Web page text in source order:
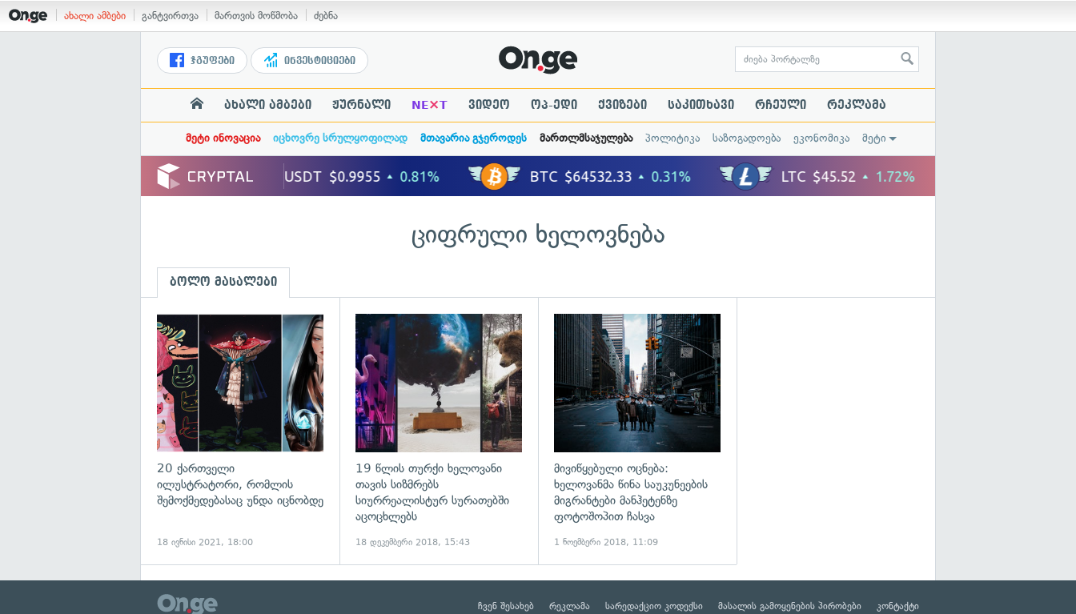
ახალი ამბები განტვირთვა მართვის მოწმობა ძებნა
ჯგუფები ინვესტიციები
ახალი ამბები ჟურნალი NE×T ვიდეო ოპ-ედი ქვიზები საკითხავი რჩეული რეკლამა
მეტი ინოვაცია იცხოვრე სრულყოფილად მთავარია გჯეროდეს მართლმსაჯულება პოლიტიკა საზოგადოება ეკონომიკა მეტი
ციფრული ხელოვნება
ბოლო მასალები
20 ქართველი
ილუსტრატორი, რომლის
შემოქმედებასაც უნდა იცნობდე
18 ივნისი 2021, 18:00
19 წლის თურქი ხელოვანი
თავის სიზმრებს
სიურრეალისტურ სურათებში
აცოცხლებს
18 დეკემბერი 2018, 15:43
მივიწყებული ოცნება:
ხელოვანმა წინა საუკუნეების
მიგრანტები მანჰეტენზე
ფოტოშოპით ჩასვა
1 ნოემბერი 2018, 11:09
ჩვენ შესახებ რეკლამა სარედაქციო კოდექსი მასალის გამოყენების პირობები კონტაქტი